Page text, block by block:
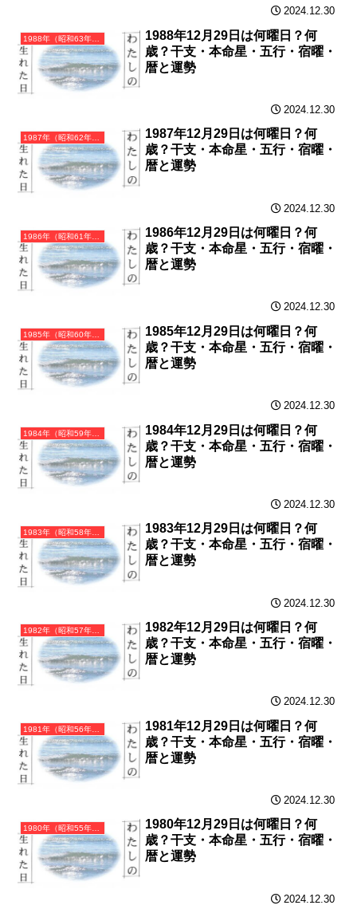
2024.12.30
1988年（昭和63年）戊辰（つちのえたつ）・辰年（たつ年）カレンダー（月曜はじまり）
1988年12月29日は何曜日？何
歳？干支・本命星・五行・宿曜・
暦と運勢
2024.12.30
1987年（昭和62年）丁卯（ひのとう）・卯年（うさぎ年）カレンダー（月曜はじまり）
1987年12月29日は何曜日？何
歳？干支・本命星・五行・宿曜・
暦と運勢
2024.12.30
1986年（昭和61年）丙寅（ひのえとら）・寅年（とら年）カレンダー（月曜はじまり）
1986年12月29日は何曜日？何
歳？干支・本命星・五行・宿曜・
暦と運勢
2024.12.30
1985年（昭和60年）乙丑（きのとうし）・丑年（うし年）カレンダー（月曜はじまり）
1985年12月29日は何曜日？何
歳？干支・本命星・五行・宿曜・
暦と運勢
2024.12.30
1984年（昭和59年）甲子（きのえね）・子年（ねずみ年）カレンダー（月曜はじまり）
1984年12月29日は何曜日？何
歳？干支・本命星・五行・宿曜・
暦と運勢
2024.12.30
1983年（昭和58年）癸亥（みずのとい）・亥年（いのしし年）カレンダー（月曜はじまり）
1983年12月29日は何曜日？何
歳？干支・本命星・五行・宿曜・
暦と運勢
2024.12.30
1982年（昭和57年）壬戌（みずのえいぬ）・戌年（いぬ年）カレンダー（月曜はじまり）
1982年12月29日は何曜日？何
歳？干支・本命星・五行・宿曜・
暦と運勢
2024.12.30
1981年（昭和56年）辛酉（かのととり）・酉年（とり年）カレンダー（月曜はじまり）
1981年12月29日は何曜日？何
歳？干支・本命星・五行・宿曜・
暦と運勢
2024.12.30
1980年（昭和55年）庚申（かのえさる）・申年（さる年）カレンダー（月曜はじまり）
1980年12月29日は何曜日？何
歳？干支・本命星・五行・宿曜・
暦と運勢
2024.12.30